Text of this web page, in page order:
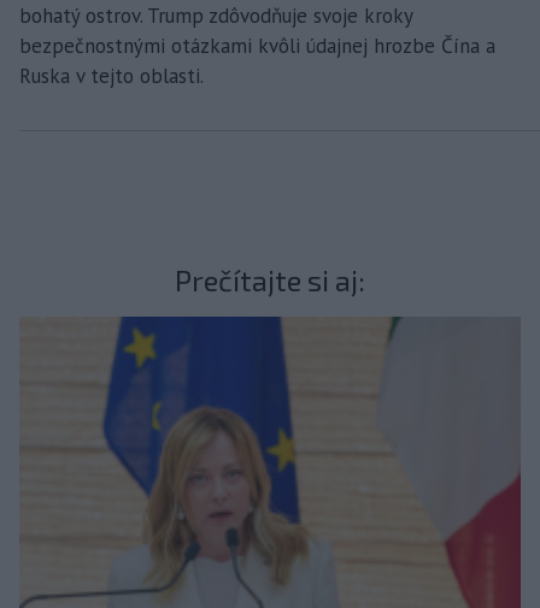
bohatý ostrov. Trump zdôvodňuje svoje kroky
bezpečnostnými otázkami kvôli údajnej hrozbe Čína a
Ruska v tejto oblasti.
Prečítajte si aj: